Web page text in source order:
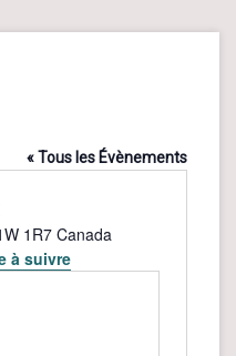
« Tous les Évènements
1R7 Canada
à suivre